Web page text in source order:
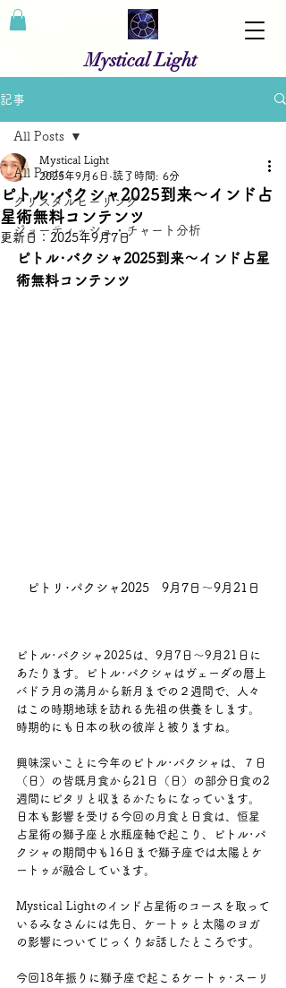
Mystical Light
記事
All Posts
クリスタルヒーリング
ジョーティッシュ・チャート分析
All Posts
ピトル･パクシャ2025到来～インド占
星術無料コンテンツ
Mystical Light
2025年9月6日 読了時間: 6分
更新日： 2025年9月7日
ピトル･パクシャ2025到来～インド占星
術無料コンテンツ
ピトリ･パクシャ2025　9月7日～9月21日
ピトル･パクシャ2025は、9月7日～9月21日に
あたります。ピトル･パクシャはヴェーダの暦上
バドラ月の満月から新月までの２週間で、人々
はこの時期地球を訪れる先祖の供養をします。
時期的にも日本の秋の彼岸と被りますね。
興味深いことに今年のピトル･パクシャは、７日
（日）の皆既月食から21日（日）の部分日食の2
週間にピタリと収まるかたちになっています。
日本も影響を受ける今回の月食と日食は、恒星
占星術の獅子座と水瓶座軸で起こり、ピトル･パ
クシャの期間中も16日まで獅子座では太陽とケ
ートゥが融合しています。
Mystical Lightのインド占星術のコースを取って
いるみなさんには先日、ケートゥと太陽のヨガ
の影響についてじっくりお話したところです。
今回18年振りに獅子座で起こるケートゥ･スーリ